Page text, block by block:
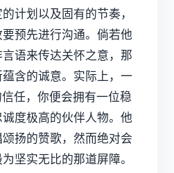
计划以及固有的节奏，
预先进行沟通。倘若他
语来传达关怀之意，那
含的诚意。实际上，一
任，你便会拥有一位稳
度极高的伙伴人物。他
扬的赞歌，然而绝对会
坚实无比的那道屏障。